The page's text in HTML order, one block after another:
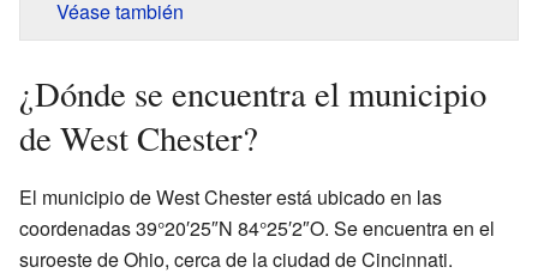
Véase también
¿Dónde se encuentra el municipio
de West Chester?
El municipio de West Chester está ubicado en las
coordenadas 39°20′25″N 84°25′2″O. Se encuentra en el
suroeste de Ohio, cerca de la ciudad de Cincinnati.